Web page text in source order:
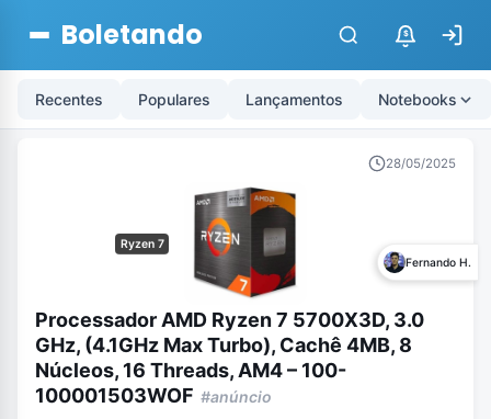
Boletando $
Recentes Populares Lançamentos Notebooks
28/05/2025
Ryzen 7
Fernando H.
Processador AMD Ryzen 7 5700X3D, 3.0
GHz, (4.1GHz Max Turbo), Cachê 4MB, 8
Núcleos, 16 Threads, AM4 – 100-
100001503WOF #anúncio